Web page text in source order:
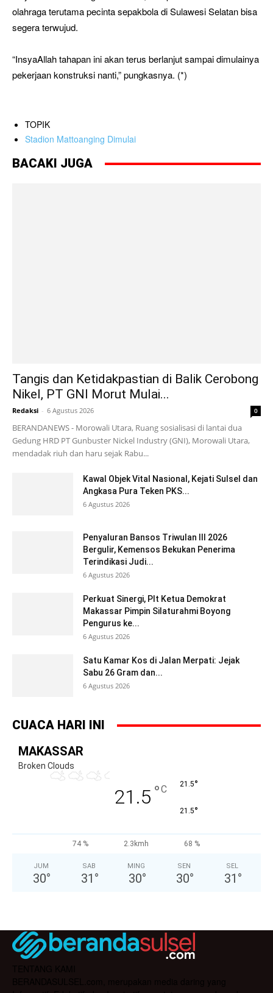
olahraga terutama pecinta sepakbola di Sulawesi Selatan bisa
segera terwujud.
“InsyaAllah tahapan ini akan terus berlanjut sampai dimulainya
pekerjaan konstruksi nanti,” pungkasnya. (*)
TOPIK
Stadion Mattoanging Dimulai
BACAKI JUGA
Tangis dan Ketidakpastian di Balik Cerobong
Nikel, PT GNI Morut Mulai...
Redaksi - 6 Agustus 2026 0
BERANDANEWS - Morowali Utara, Ruang sosialisasi di lantai dua
Gedung HRD PT Gunbuster Nickel Industry (GNI), Morowali Utara,
mendadak riuh dan haru sejak Rabu...
Kawal Objek Vital Nasional, Kejati Sulsel dan
Angkasa Pura Teken PKS...
6 Agustus 2026
Penyaluran Bansos Triwulan III 2026
Bergulir, Kemensos Bekukan Penerima
Terindikasi Judi...
6 Agustus 2026
Perkuat Sinergi, Plt Ketua Demokrat
Makassar Pimpin Silaturahmi Boyong
Pengurus ke...
6 Agustus 2026
Satu Kamar Kos di Jalan Merpati: Jejak
Sabu 26 Gram dan...
6 Agustus 2026
CUACA HARI INI
MAKASSAR
Broken Clouds
21.5 °C 21.5°
21.5°
74 % 2.3kmh 68 %
JUM
30°
SAB
31 °
MING
30°
SEN
30°
SEL
31 °